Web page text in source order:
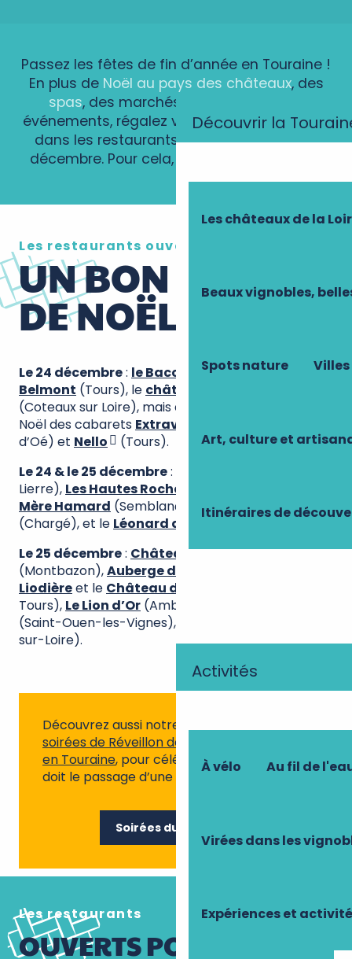
Découvrir la
Les châteaux de la
Beaux vignobles,
Spots nature
Art, culture et
Itinéraires de
Activités
À vélo Au fil de
Virées dans les
Expériences et
Passez les fêtes de fin d’année en Touraine !
En plus de Noël au pays des châteaux, des
spas, des marchés de Noël et autres
événements, régalez vous de mets délicieux
dans les restaurants ouverts les 24 et 25
décembre. Pour cela, réservez en avance !
Les restaurants ouverts pour
UN BON REPAS
DE NOËL
Le 24 décembre: le Baccara(Tours),Château
Belmont (Tours), le château de Rochecotte
(Coteaux sur Loire), mais aussi les réveillons de
Noël des cabarets Extravagance
d’Oé) et Nello
(Tours).
Le 24 & le 25 décembre:
Lierre), Les Hautes Roches
Mère Hamard (Semblançay),Château de Pray
(Chargé), et le Léonard de Vinci
Le 25 décembre: Château d’Artigny
(Montbazon),Auberge de l’Ile
Liodièreet le Château de Beaulieu
Tours), Le Lion d’Or (Amboise),
(Saint-Ouen-les-Vignes),
sur-Loire).
Découvrez aussi notre page dédiée aux
soirées de Réveillon de la Saint-Sylvestre
en Touraine, pour célébrer comme il se
doit le passage d’une année à l’autre !
Soirées du Réveillon
Les restaurants
OUVERTS POUR NOËL